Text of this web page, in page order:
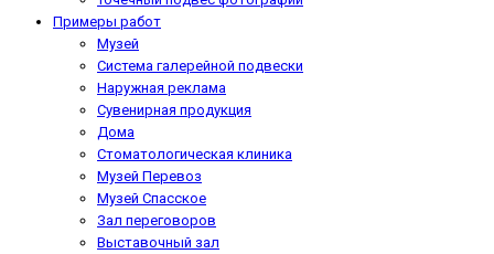
Примеры работ
Музей
Система галерейной подвески
Наружная реклама
Сувенирная продукция
Дома
Стоматологическая клиника
Музей Перевоз
Музей Спасское
Зал переговоров
Выставочный зал